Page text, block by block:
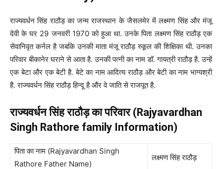
राज्यवर्धन सिंह राठौड़ का जन्म राजस्थान के जैसलमेर में लक्ष्मण सिंह और मंजू
देवी के घर 29 जनवरी 1970 को हुआ था. उनके पिता लक्ष्मण सिंह राठौड़ एक
सेवानिवृत कर्नल है जबकि उनकी माता मंजू राठौड़ स्कूल की शिक्षिका थी. उनका
परिवार बीकानेर घराने से आता है. उनकी पत्नी का नाम डॉ. गायत्री राठौड़ है. उन्हें
एक बेटा और एक बेटी है. बेटे का नाम आदित्य राठौड़ और बेटी का नाम भाग्यश्री
है. राज्यवर्धन सिंह राठौड़ हिन्दू है और वे जाति से राजपूत है.
राज्यवर्धन सिंह राठौड़ का परिवार (Rajyavardhan
Singh Rathore family Information)
पिता का नाम (Rajyavardhan Singh
Rathore Father Name)
लक्ष्मण सिंह राठौड़